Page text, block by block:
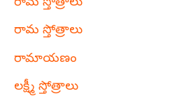
రామ స్తోత్రాలు
రామాయణం
లక్ష్మీ స్తోత్రాలు